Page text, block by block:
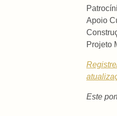
Apoio
Projeto
Este